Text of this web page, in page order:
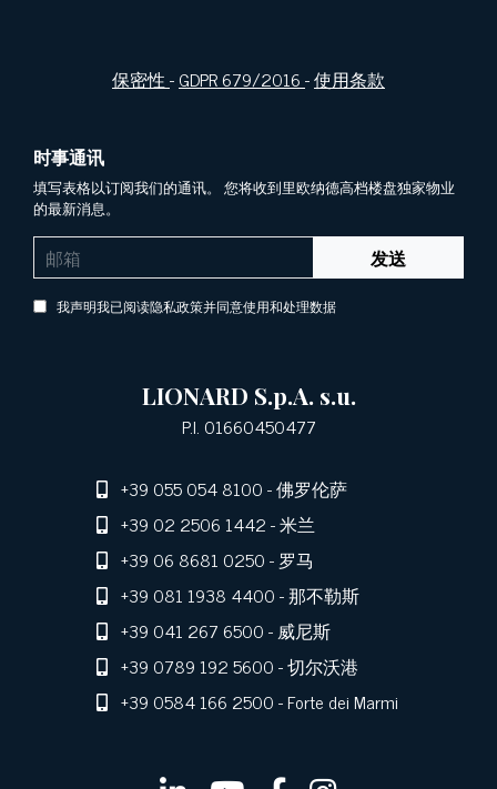
保密性-GDPR 679/2016-使用条款
时事通讯
填写表格以订阅我们的通讯。 您将收到里欧纳德高档楼盘独家物业
的最新消息。
发送
我声明我已阅读隐私政策并同意使用和处理数据
LIONARD S.p.A. s.u.
P.I. 01660450477
+39 055 054 8100- 佛罗伦萨
+39 02 2506 1442- 米兰
+39 06 8681 0250- 罗马
+39 081 1938 4400- 那不勒斯
+39 041 267 6500- 威尼斯
+39 0789 192 5600- 切尔沃港
+39 0584 166 2500- Forte dei Marmi